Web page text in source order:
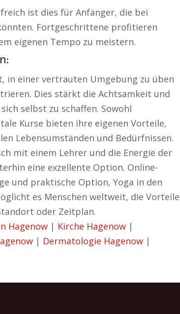
ist dies für Anfänger, die bei
Fortgeschrittene profitieren
eigenen Tempo zu meistern.
in einer vertrauten Umgebung zu üben
Dies stärkt die Achtsamkeit und
selbst zu schaffen. Sowohl
Kurse bieten ihre eigenen Vorteile,
Lebensumständen und Bedürfnissen.
mit einem Lehrer und die Energie der
eine exzellente Option. Online-
und praktische Option, Yoga in den
es Menschen weltweit, die Vorteile
oder Zeitplan.
Hagenow | Kirche Hagenow |
| Dermatologie Hagenow |